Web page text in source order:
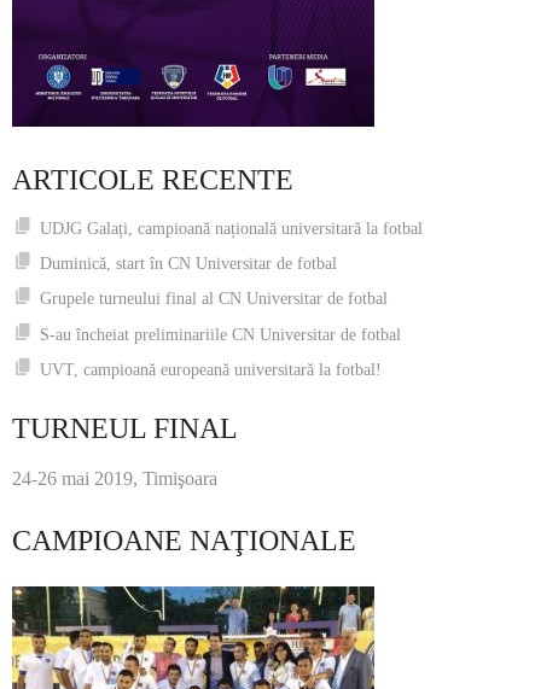
ARTICOLE RECENTE
UDJG Galați, campioană națională universitară la fotbal
Duminică, start în CN Universitar de fotbal
Grupele turneului final al CN Universitar de fotbal
S-au încheiat preliminariile CN Universitar de fotbal
UVT, campioană europeană universitară la fotbal!
TURNEUL FINAL
24-26 mai 2019, Timişoara
CAMPIOANE NAŢIONALE